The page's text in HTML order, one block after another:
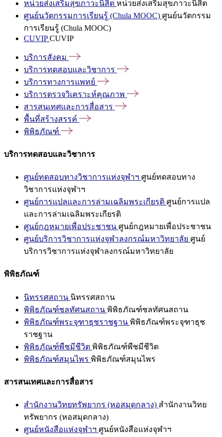
หน่วยส่งเสริมสุขภาวะนิสิต หน่วยส่งเสริมสุขภาวะนิสิต
ศูนย์นวัตกรรมการเรียนรู้ (Chula MOOC) ศูนย์นวัตกรรม
การเรียนรู้ (Chula MOOC)
CUVIPCUVIP
บริการสังคม
บริการทดสอบและวิชาการ
บริการทางการแพทย์
บริการตรวจวิเคราะห์คุณภาพ
สารสนเทศและการสื่อสาร
พื้นที่สร้างสรรค์
พิพิธภัณฑ์
บริการทดสอบและวิชาการ
ศูนย์ทดสอบทางวิชาการแห่งจุฬาฯ ศูนย์ทดสอบทาง
วิชาการแห่งจุฬาฯ
ศูนย์การแปลและการล่ามเฉลิมพระเกียรติ ศูนย์การแปล
และการล่ามเฉลิมพระเกียรติ
ศูนย์กฎหมายเพื่อประชาชน ศูนย์กฎหมายเพื่อประชาชน
ศูนย์บริการวิชาการแห่งจุฬาลงกรณ์มหาวิทยาลัย ศูนย์
บริการวิชาการแห่งจุฬาลงกรณ์มหาวิทยาลัย
พิพิธภัณฑ์
นิทรรศสถาน นิทรรศสถาน
พิพิธภัณฑ์ชลทัศนสถาน พิพิธภัณฑ์ชลทัศนสถาน
พิพิธภัณฑ์พระจุฑาธุชราชฐาน พิพิธภัณฑ์พระจุฑาธุช
ราชฐาน
พิพิธภัณฑ์พืชมีชีวิต พิพิธภัณฑ์พืชมีชีวิต
พิพิธภัณฑ์สมุนไพร พิพิธภัณฑ์สมุนไพร
สารสนเทศและการสื่อสาร
สำนักงานวิทยทรัพยากร (หอสมุดกลาง) สำนักงานวิทย
ทรัพยากร (หอสมุดกลาง)
ศูนย์หนังสือแห่งจุฬาฯ ศูนย์หนังสือแห่งจุฬาฯ